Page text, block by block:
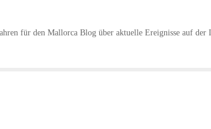
für den Mallorca Blog über aktuelle Ereignisse auf